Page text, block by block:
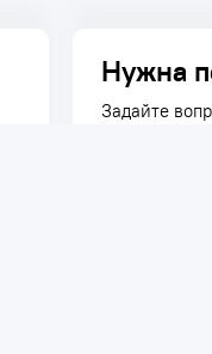
Нужна
Задайте